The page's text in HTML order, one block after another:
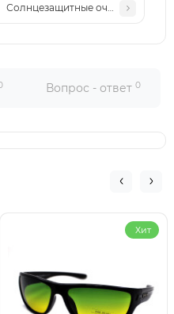
Van Regel Sport Р606 с4
Солнцезащитные очки Polarized
Вопрос - ответ 0
Хит